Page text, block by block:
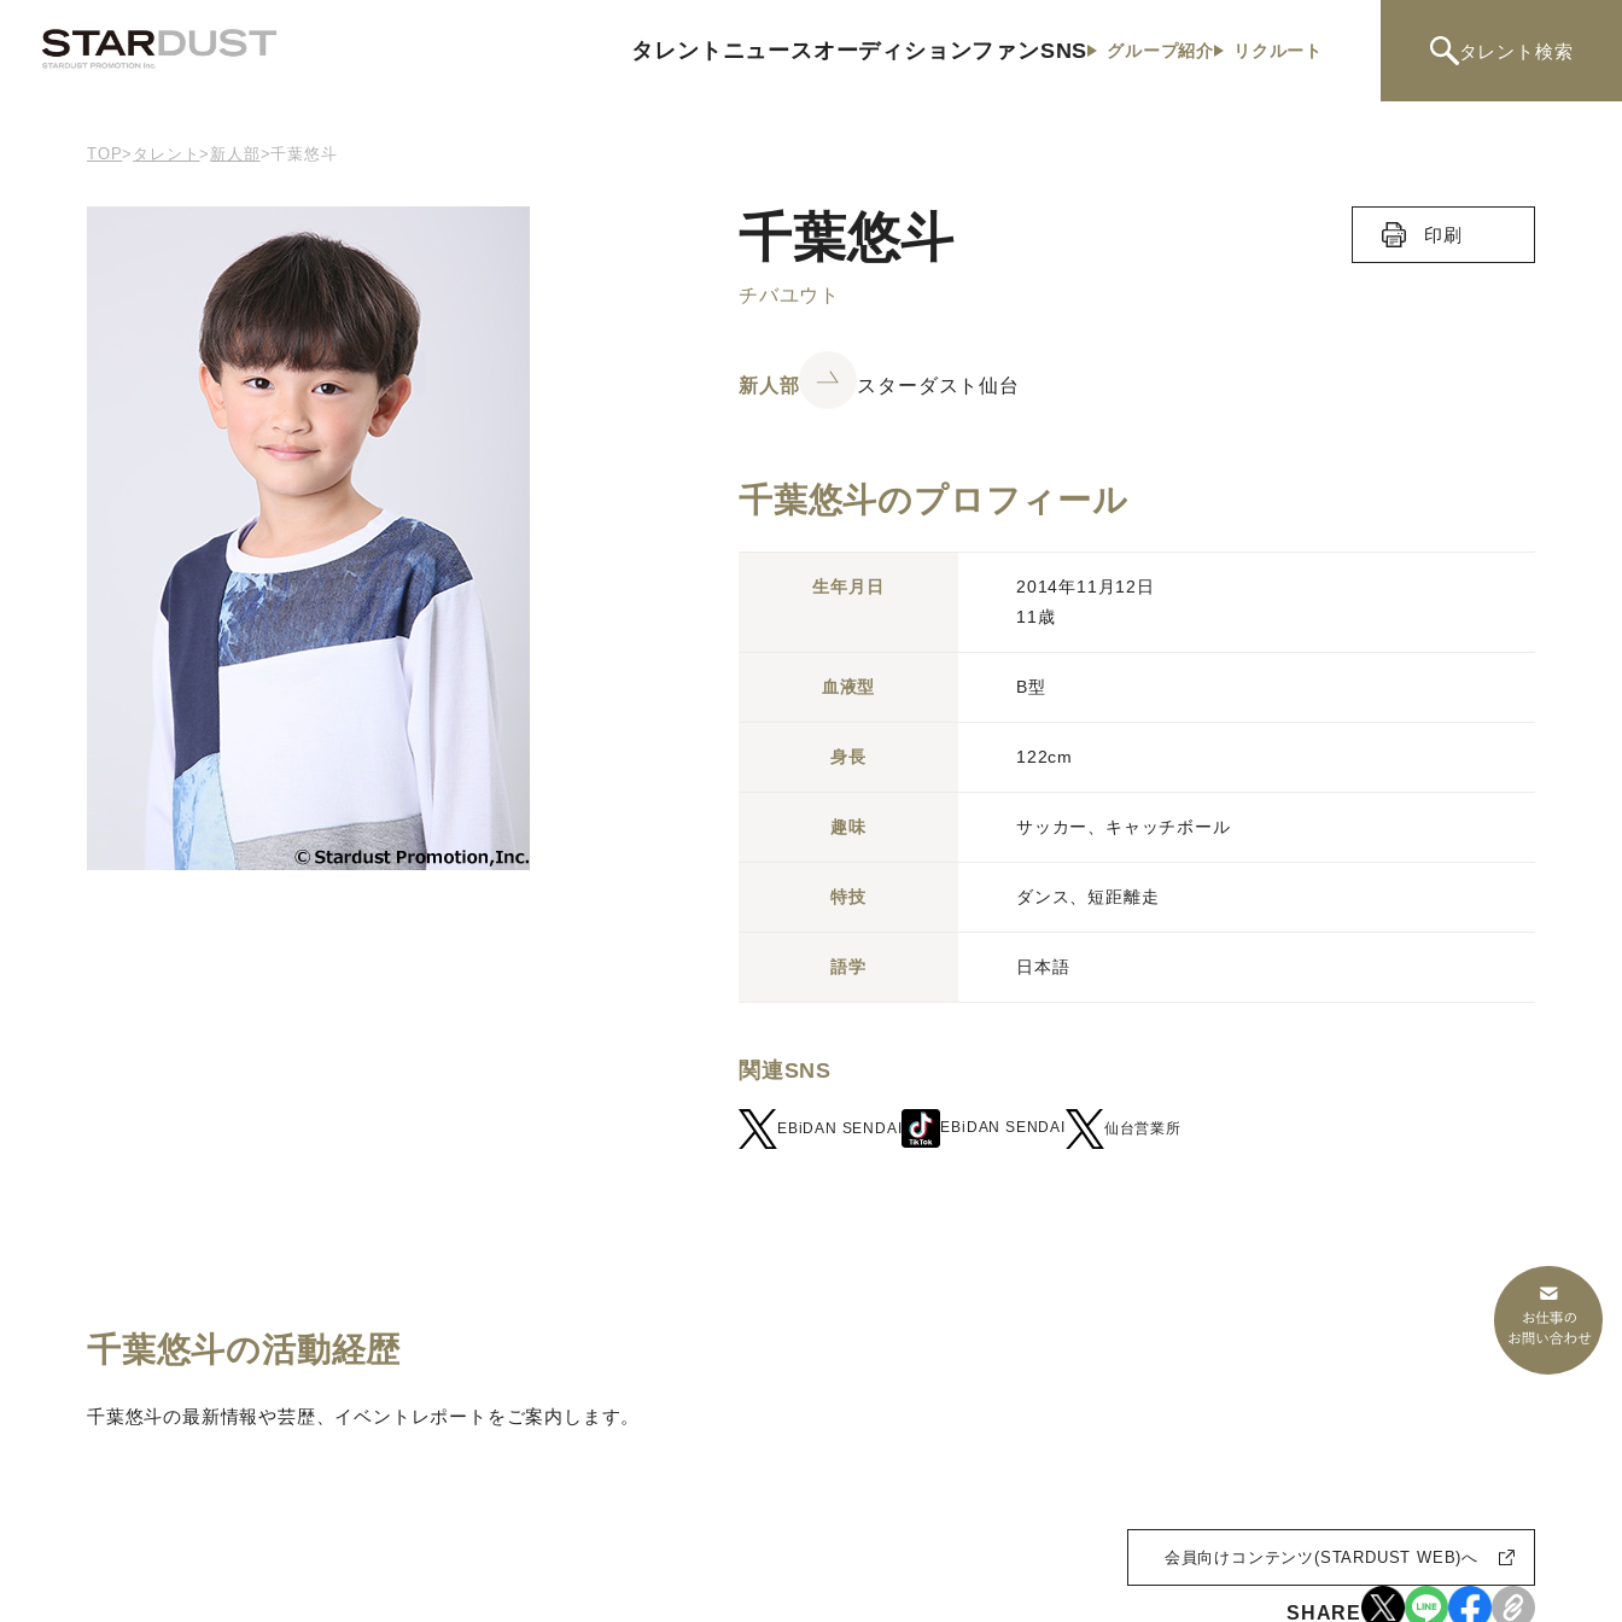
タレント ニュースオーディションファンSNS グループ紹介 リクルート タレント 検索
TOP> タレント> 新人部>千葉悠斗
千葉悠斗
チバユウト
印刷
新人部 スターダスト仙台
千葉悠斗のプロフィール
生年月日
2014年11月12日
11歳
血液型 B型
身長 122cm
趣味 サッカー、キャッチボール
特技 ダンス、短距離走
語学 日本語
関連SNS
EBiDAN SENDAI EBiDAN SENDAI 仙台営業所
千葉悠斗の活動経歴
千葉悠斗の最新情報や芸歴、イベントレポートをご案内します。
会員向けコンテンツ(STARDUST WEB)へ
SHARE